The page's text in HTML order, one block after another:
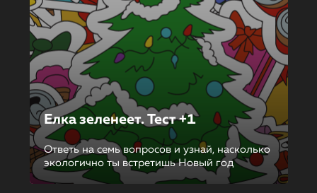
Елка зеленеет. Тест +1
Ответь на семь вопросов и узнай, насколько
экологично ты встретишь Новый год